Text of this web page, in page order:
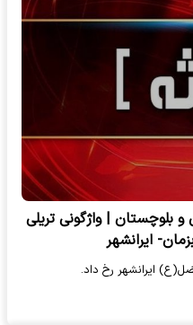
جزئیات حادثه مرگبار در سیستان و بلوچستان | واژگونی تریلی
ایرانشهر
ایرانشهر رخ داد.